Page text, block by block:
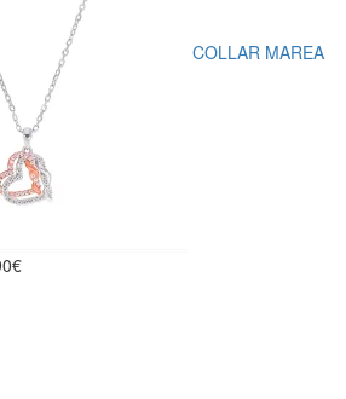
COLLAR MAREA
€